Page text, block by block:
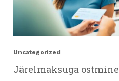
Uncategorized
Järelmaksuga ostmine